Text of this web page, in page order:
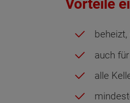
Vorteile
auch
alle